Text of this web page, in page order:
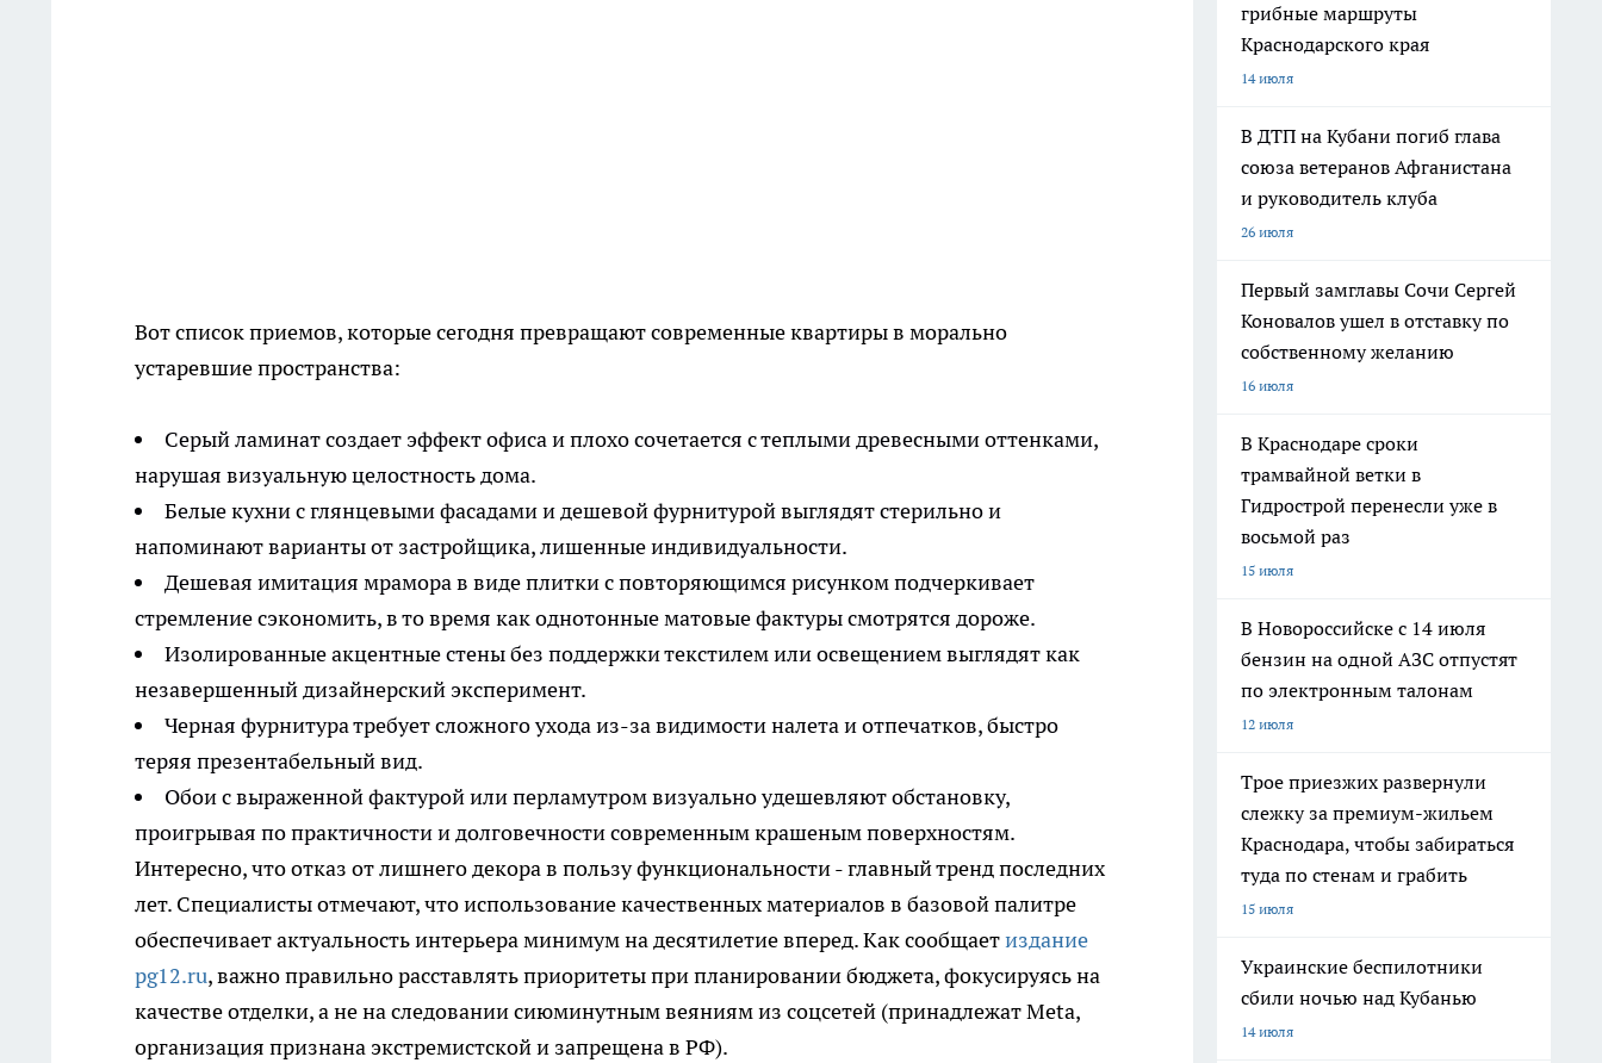
Вот список приемов, которые сегодня превращают современные квартиры в морально
устаревшие пространства:
Серый ламинат создает эффект офиса и плохо сочетается с теплыми древесными оттенками,
нарушая визуальную целостность дома.
Белые кухни с глянцевыми фасадами и дешевой фурнитурой выглядят стерильно и
напоминают варианты от застройщика, лишенные индивидуальности.
Дешевая имитация мрамора в виде плитки с повторяющимся рисунком подчеркивает
стремление сэкономить, в то время как однотонные матовые фактуры смотрятся дороже.
Изолированные акцентные стены без поддержки текстилем или освещением выглядят как
незавершенный дизайнерский эксперимент.
Черная фурнитура требует сложного ухода из-за видимости налета и отпечатков, быстро
теряя презентабельный вид.
Обои с выраженной фактурой или перламутром визуально удешевляют обстановку,
проигрывая по практичности и долговечности современным крашеным поверхностям.
Интересно, что отказ от лишнего декора в пользу функциональности - главный тренд последних
лет. Специалисты отмечают, что использование качественных материалов в базовой палитре
обеспечивает актуальность интерьера минимум на десятилетие вперед. Как сообщаетиздание
pg12.ru, важно правильно расставлять приоритеты при планировании бюджета, фокусируясь на
качестве отделки, а не на следовании сиюминутным веяниям из соцсетей (принадлежат Meta,
организация признана экстремистской и запрещена в РФ).
грибные маршруты
Краснодарского края
14 июля
В ДТП на Кубани погиб глава
союза ветеранов Афганистана
и руководитель клуба
26 июля
Первый замглавы Сочи Сергей
Коновалов ушел в отставку по
собственному желанию
16 июля
В Краснодаре сроки
трамвайной ветки в
Гидрострой перенесли уже в
восьмой раз
15 июля
В Новороссийске с 14 июля
бензин на одной АЗС отпустят
по электронным талонам
12 июля
Трое приезжих развернули
слежку за премиум-жильем
Краснодара, чтобы забираться
туда по стенам и грабить
15 июля
Украинские беспилотники
сбили ночью над Кубанью
14 июля